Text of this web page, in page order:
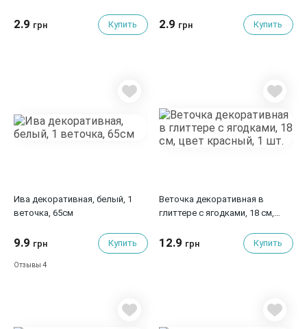
2.9 грн Купить 2.9 грн Купить
Ива декоративная, белый, 1
веточка, 65см
9.9 грн Купить
Отзывы 4
Веточка декоративная в
глиттере с ягодками, 18 см,
12.9 грн Купить